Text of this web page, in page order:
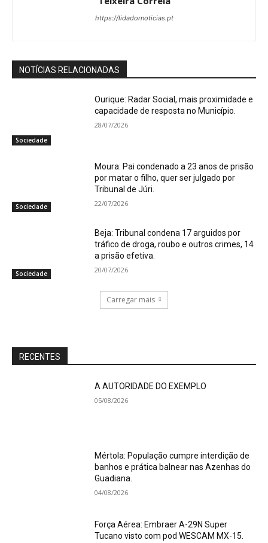
https://lidadornoticias.pt
NOTÍCIAS RELACIONADAS
Sociedade
Ourique: Radar Social, mais proximidade e
capacidade de resposta no Município.
28/07/2026
Sociedade
Moura: Pai condenado a 23 anos de prisão
por matar o filho, quer ser julgado por
Tribunal de Júri.
22/07/2026
Sociedade
Beja: Tribunal condena 17 arguidos por
tráfico de droga, roubo e outros crimes, 14
a prisão efetiva.
20/07/2026
Carregar mais
RECENTES
A AUTORIDADE DO EXEMPLO
05/08/2026
Mértola: População cumpre interdição de
banhos e prática balnear nas Azenhas do
Guadiana.
04/08/2026
Força Aérea: Embraer A-29N Super
Tucano visto com pod WESCAM MX-15.